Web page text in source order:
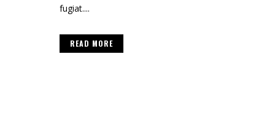
fugiat....
READ MORE